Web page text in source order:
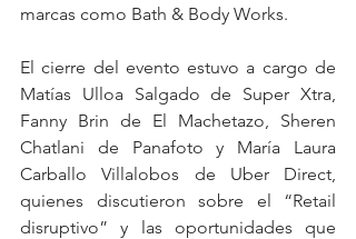
marcas como Bath & Body Works.
El cierre del evento estuvo a cargo de
Matías Ulloa Salgado de Super Xtra,
Fanny Brin de El Machetazo, Sheren
Chatlani de Panafoto y María Laura
Carballo Villalobos de Uber Direct,
quienes discutieron sobre el “Retail
disruptivo” y las oportunidades que